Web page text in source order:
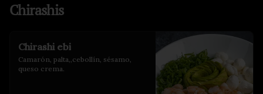
Chirashis
Chirashi ebi
Camarón, palta,,cebollín, sésamo,
queso crema.